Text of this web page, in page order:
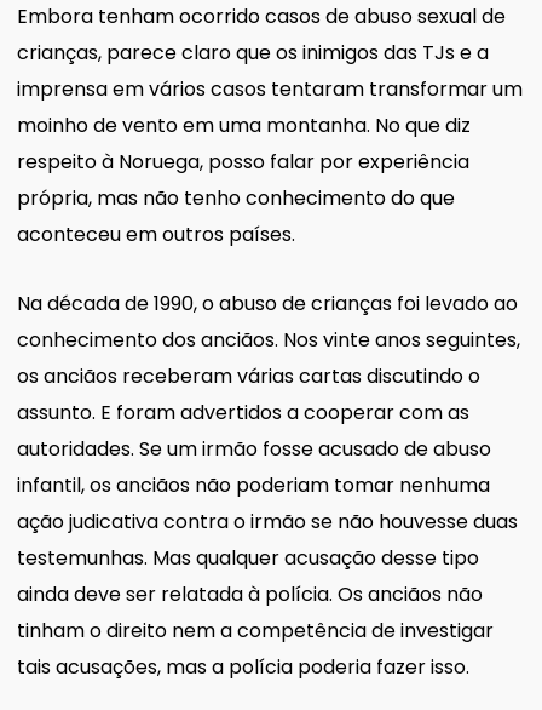
Embora tenham ocorrido casos de abuso sexual de
crianças, parece claro que os inimigos das TJs e a
imprensa em vários casos tentaram transformar um
moinho de vento em uma montanha. No que diz
respeito à Noruega, posso falar por experiência
própria, mas não tenho conhecimento do que
aconteceu em outros países.
Na década de 1990, o abuso de crianças foi levado ao
conhecimento dos anciãos. Nos vinte anos seguintes,
os anciãos receberam várias cartas discutindo o
assunto. E foram advertidos a cooperar com as
autoridades. Se um irmão fosse acusado de abuso
infantil, os anciãos não poderiam tomar nenhuma
ação judicativa contra o irmão se não houvesse duas
testemunhas. Mas qualquer acusação desse tipo
ainda deve ser relatada à polícia. Os anciãos não
tinham o direito nem a competência de investigar
tais acusações, mas a polícia poderia fazer isso.